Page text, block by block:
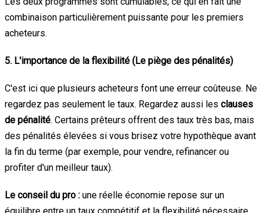
combinaison particulièrement puissante pour les premiers
acheteurs.
5. L'importance de la flexibilité (Le piège des pénalités)
C'est ici que plusieurs acheteurs font une erreur coûteuse. Ne
regardez pas seulement le taux. Regardez aussi les clauses
de pénalité. Certains prêteurs offrent des taux très bas, mais
des pénalités élevées si vous brisez votre hypothèque avant
la fin du terme (par exemple, pour vendre, refinancer ou
profiter d'un meilleur taux).
Le conseil du pro : une réelle économie repose sur un